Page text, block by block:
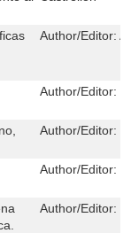
Author/Editor:
Author/Editor:
Author/Editor:
Author/Editor:
Author/Editor: